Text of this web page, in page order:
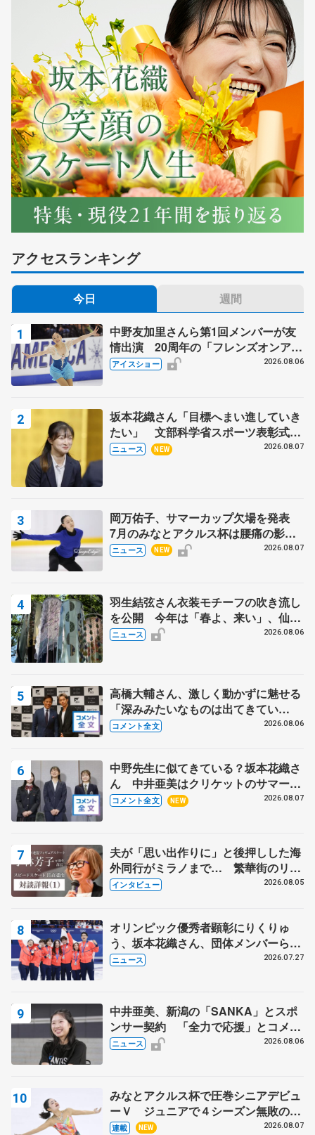
アクセスランキング
今日 週間
中野友加里さんら第1回メンバーが友
情出演 20周年の「フレンズオンアイ
ス」 宮本賢二さん、有川梨絵さん、
アイスショー 2026.08.06
坂本花織さん「目標へまい進していき
たい」 文部科学省スポーツ表彰式で
代表謝辞
ニュース NEW 2026.08.07
岡万佑子、サマーカップ欠場を発表
7月のみなとアクルス杯は腰痛の影響
で
ニュース NEW 2026.08.07
羽生結弦さん衣装モチーフの吹き流し
を公開 今年は「春よ、来い」、仙台
の瑞鳳殿
ニュース 2026.08.06
高橋大輔さん、激しく動かずに魅せる
「深みみたいなものは出てきてい
る？」 〝兄さん〟と慕うレジェンド
コメント全文 2026.08.06
中野先生に似てきている？坂本花織さ
ん 中井亜美はクリケットのサマーキ
ャンプに 島田麻央はたくさん試合に
コメント全文 NEW 2026.08.07
夫が「思い出作りに」と後押しした海
外同行がミラノまで… 繁華街のリン
クでは不良のお兄さんも味方に 小林
インタビュー 2026.08.05
オリンピック優秀者顕彰にりくりゅ
う、坂本花織さん、団体メンバーら
8月7日に文科省が表彰式、ブルーノ・
ニュース 2026.07.27
中井亜美、新潟の「SANKA」とスポ
ンサー契約 「全力で応援」とコメン
ト
ニュース 2026.08.06
みなとアクルス杯で圧巻シニアデビュ
ーＶ ジュニアで４シーズン無敗の島
田麻央
連載 NEW 2026.08.07